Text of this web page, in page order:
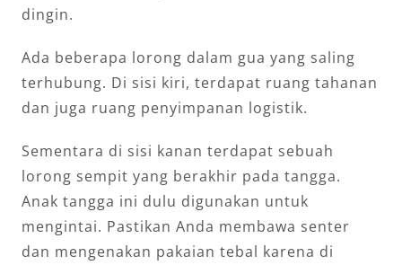
dingin.
Ada beberapa lorong dalam gua yang saling
terhubung. Di sisi kiri, terdapat ruang tahanan
dan juga ruang penyimpanan logistik.
Sementara di sisi kanan terdapat sebuah
lorong sempit yang berakhir pada tangga.
Anak tangga ini dulu digunakan untuk
mengintai. Pastikan Anda membawa senter
dan mengenakan pakaian tebal karena di